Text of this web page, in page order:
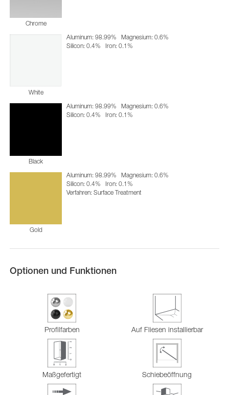
Chrome
White
Aluminum: 98.99%
Magnesium: 0.6%
Silicon: 0.4%
Iron: 0.1%
Black
Aluminum: 98.99%
Magnesium: 0.6%
Silicon: 0.4%
Iron: 0.1%
Gold
Aluminum: 98.99%
Magnesium: 0.6%
Silicon: 0.4%
Iron: 0.1%
Verfahren: Surface Treatment
Optionen und Funktionen
Profilfarben Auf Fliesen installierbar
Maßgefertigt Schiebeöffnung